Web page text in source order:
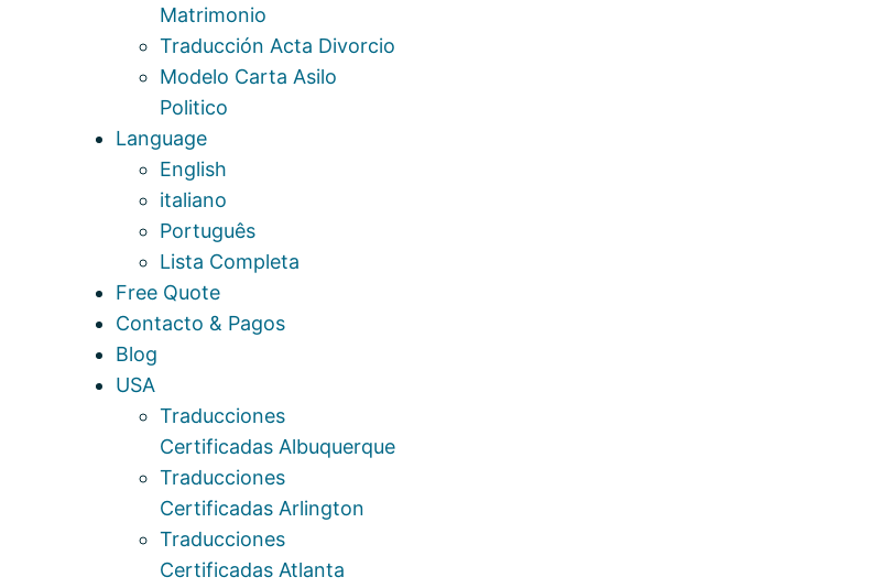
Matrimonio
Traducción Acta Divorcio
Modelo Carta Asilo
Politico
Language
English
italiano
Português
Lista Completa
Free Quote
Contacto & Pagos
Blog
USA
Traducciones
Certificadas Albuquerque
Traducciones
Certificadas Arlington
Traducciones
Certificadas Atlanta